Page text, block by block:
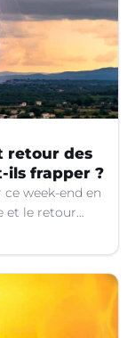
retour des
ils frapper ?
week-end en
et le retour